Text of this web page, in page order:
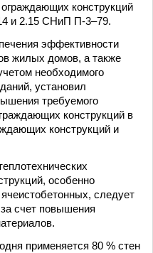
конструкций
и 2.15 СНиП П-3–79.
эффективности
жилых домов, а также
необходимого
установил
требуемого
конструкций в
конструкций и
особенно
следует
счет повышения
применяется 80 % стен